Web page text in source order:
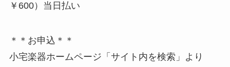
￥600）当日払い
＊＊お申込＊＊
小宅楽器ホームページ「サイト内を検索」より